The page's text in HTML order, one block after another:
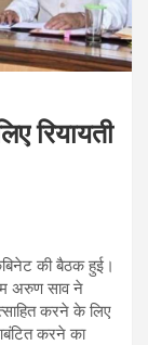
रियायती
की बैठक हुई।
अरुण साव ने
करने के लिए
करने का